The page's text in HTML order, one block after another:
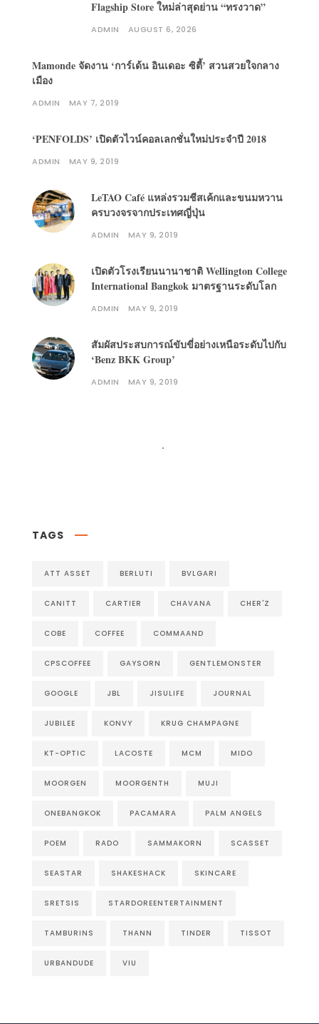
Flagship Store ใหม่ล่าสุดย่าน “ทรงวาด”
ADMIN AUGUST 6, 2026
Mamonde จัดงาน ‘การ์เด้น อินเดอะ ซิตี้’ สวนสวยใจกลาง
เมือง
ADMIN MAY 7, 2019
‘PENFOLDS’ เปิดตัวไวน์คอลเลกชั่นใหม่ประจำปี 2018
ADMIN MAY 9, 2019
LeTAO Café แหล่งรวมชีสเค้กและขนมหวาน
ครบวงจรจากประเทศญี่ปุ่น
ADMIN MAY 9, 2019
เปิดตัวโรงเรียนนานาชาติ Wellington College
International Bangkok มาตรฐานระดับโลก
ADMIN MAY 9, 2019
สัมผัสประสบการณ์ขับขี่อย่างเหนือระดับไปกับ
‘Benz BKK Group’
ADMIN MAY 9, 2019
TAGS
ATT ASSET BERLUTI BVLGARI
CANITT CARTIER CHAVANA CHER'Z
COBE COFFEE COMMAAND
CPSCOFFEE GAYSORN GENTLEMONSTER
GOOGLE JBL JISULIFE JOURNAL
JUBILEE KONVY KRUG CHAMPAGNE
KT-OPTIC LACOSTE MCM MIDO
MOORGEN MOORGENTH MUJI
ONEBANGKOK PACAMARA PALM ANGELS
POEM RADO SAMMAKORN SCASSET
SEASTAR SHAKESHACK SKINCARE
SRETSIS STARDOREENTERTAINMENT
TAMBURINS THANN TINDER TISSOT
URBANDUDE VIU